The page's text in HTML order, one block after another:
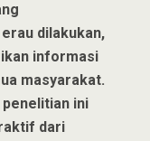
dilakukan,
informasi
masyarakat.
penelitian ini
dari